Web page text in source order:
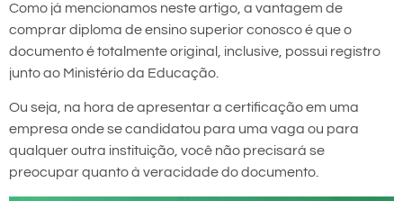
Como já mencionamos neste artigo, a vantagem de
comprar diploma de ensino superior conosco é que o
documento é totalmente original, inclusive, possui registro
junto ao Ministério da Educação.
Ou seja, na hora de apresentar a certificação em uma
empresa onde se candidatou para uma vaga ou para
qualquer outra instituição, você não precisará se
preocupar quanto à veracidade do documento.